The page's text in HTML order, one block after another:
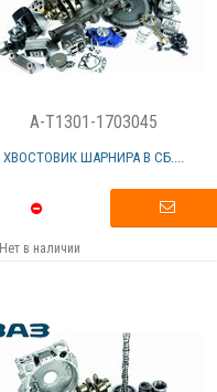
A-T1301-1703045
ХВОСТОВИК ШАРНИРА В СБ....
Нет в наличии